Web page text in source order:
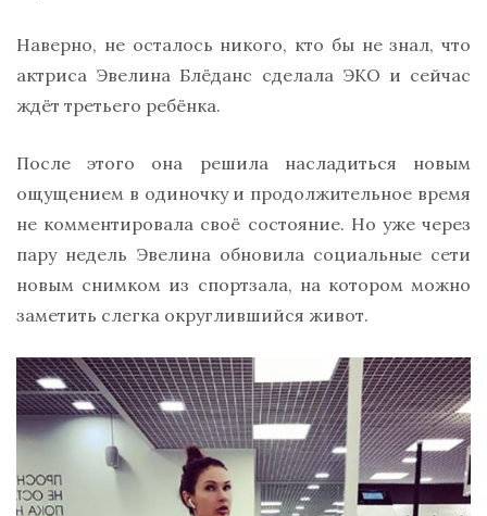
Наверно, не осталось никого, кто бы не знал, что
актриса Эвелина Блёданс сделала ЭКО и сейчас
ждёт третьего ребёнка.
После этого она решила насладиться новым
ощущением в одиночку и продолжительное время
не комментировала своё состояние. Но уже через
пару недель Эвелина обновила социальные сети
новым снимком из спортзала, на котором можно
заметить слегка округлившийся живот.